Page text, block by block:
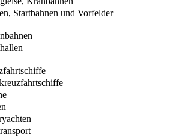
Startbahnen und Vorfelder